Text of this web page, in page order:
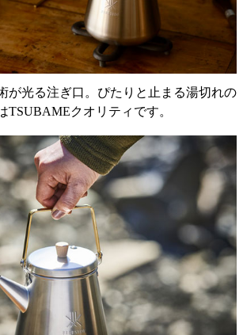
が光る注ぎ口。ぴたりと止まる湯切れの
TSUBAMEクオリティです。